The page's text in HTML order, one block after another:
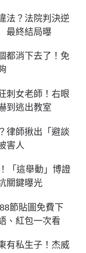
法？法院判決逆
最終結局曝
都消下去了！免
刺女老師！右眼
到逃出教室
律師揪出「避談
害人
「這舉動」博證
關鍵曝光
節貼圖免費下
、紅包一次看
有私生子！杰威